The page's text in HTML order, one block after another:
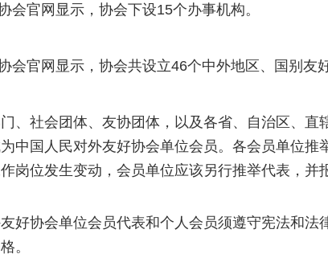
会官网显示，协会下设15个办事机构。
会官网显示，协会共设立46个中外地区、国别友
、社会团体、友协团体，以及各省、自治区、直
中国人民对外友好协会单位会员。各会员单位推
岗位发生变动，会员单位应该另行推举代表，并
好协会单位会员代表和个人会员须遵守宪法和法
。